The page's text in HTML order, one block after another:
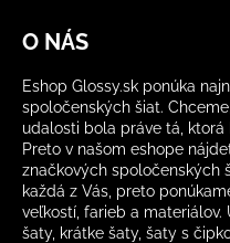
O NÁS
Eshop Glossy.sk ponúka
spoločenských šiat.
udalosti bola práve tá,
Preto v našom eshope
značkových spoločenských
každá z Vás, preto
veľkostí, farieb a
šaty, krátke šaty, šaty s